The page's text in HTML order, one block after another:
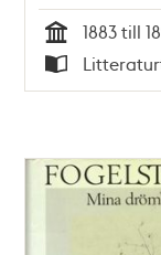
Tid
1883 till
Typ